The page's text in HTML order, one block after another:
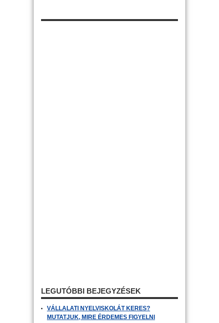
LEGUTÓBBI BEJEGYZÉSEK
VÁLLALATI NYELVISKOLÁT KERES?
MUTATJUK, MIRE ÉRDEMES FIGYELNI